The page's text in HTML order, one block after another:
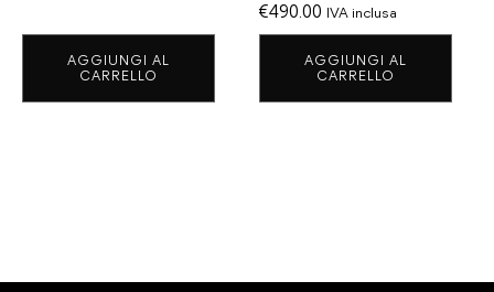
AGGIUNGI AL
CARRELLO
€490.00 IVA inclusa
AGGIUNGI AL
CARRELLO